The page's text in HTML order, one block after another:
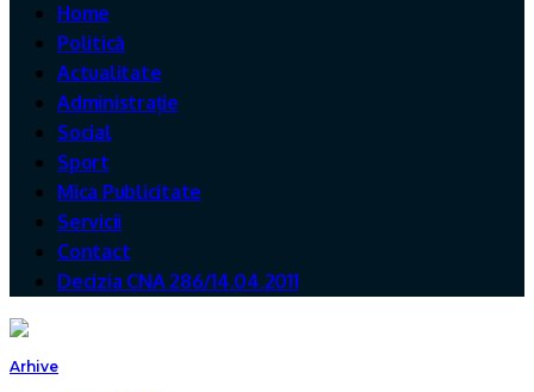
Home
Politică
Actualitate
Administrație
Social
Sport
Mica Publicitate
Servicii
Contact
Decizia CNA 286/14.04.2011
Arhive